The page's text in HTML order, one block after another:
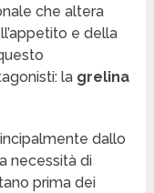
che altera
e della
la grelina
dallo
necessità di
prima dei